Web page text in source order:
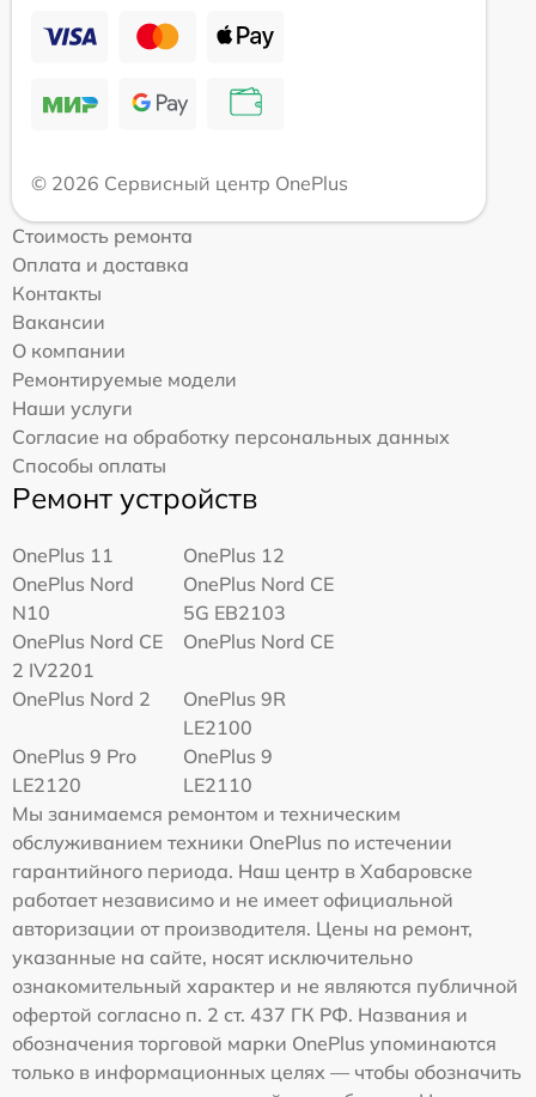
© 2026 Сервисный центр OnePlus
Стоимость ремонта
Оплата и доставка
Контакты
Вакансии
О компании
Ремонтируемые модели
Наши услуги
Согласие на обработку персональных данных
Способы оплаты
Ремонт устройств
OnePlus 11
OnePlus 12
OnePlus Nord
N10
OnePlus Nord CE
5G EB2103
OnePlus Nord CE
2 IV2201
OnePlus Nord CE
OnePlus Nord 2
OnePlus 9R
LE2100
OnePlus 9 Pro
LE2120
OnePlus 9
LE2110
Мы занимаемся ремонтом и техническим
обслуживанием техники OnePlus по истечении
гарантийного периода. Наш центр в Хабаровске
работает независимо и не имеет официальной
авторизации от производителя. Цены на ремонт,
указанные на сайте, носят исключительно
ознакомительный характер и не являются публичной
офертой согласно п. 2 ст. 437 ГК РФ. Названия и
обозначения торговой марки OnePlus упоминаются
только в информационных целях — чтобы обозначить